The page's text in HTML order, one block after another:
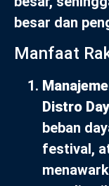
besar dan
Manfaat
Distro
beban
festival,